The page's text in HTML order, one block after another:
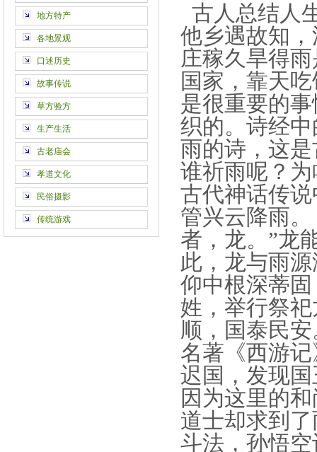
地方特产
各地景观
口述历史
故事传说
草方验方
生产生活
古老庙会
孝道文化
民俗摄影
传统游戏
古人总结人
他乡遇故知
庄稼久旱得
国家，靠天
是很重要的
织的。诗经
雨的诗，这
谁祈雨呢？
古代神话传
管兴云降雨
者，龙。”龙
此， 龙与雨
仰中根深蒂
姓，举行祭
顺，国泰民
名著《西游
迟国，发现
因为这里的
道士却求到
斗法，孙悟